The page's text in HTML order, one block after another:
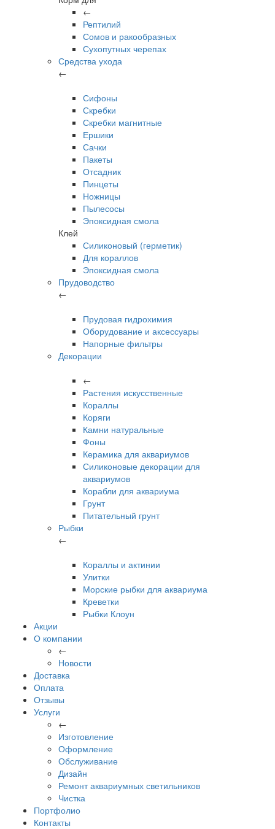
←
Рептилий
Сомов и ракообразных
Сухопутных черепах
Средства ухода
←
Сифоны
Скребки
Скребки магнитные
Ершики
Сачки
Пакеты
Отсадник
Пинцеты
Ножницы
Пылесосы
Эпоксидная смола
Клей
Силиконовый (герметик)
Для кораллов
Эпоксидная смола
Прудоводство
←
Прудовая гидрохимия
Оборудование и аксессуары
Напорные фильтры
Декорации
←
Растения искусственные
Кораллы
Коряги
Камни натуральные
Фоны
Керамика для аквариумов
Силиконовые декорации для
аквариумов
Корабли для аквариума
Грунт
Питательный грунт
Рыбки
←
Кораллы и актинии
Улитки
Морские рыбки для аквариума
Креветки
Рыбки Клоун
Акции
О компании
←
Новости
Доставка
Оплата
Отзывы
Услуги
←
Изготовление
Оформление
Обслуживание
Дизайн
Ремонт аквариумных светильников
Чистка
Портфолио
Контакты